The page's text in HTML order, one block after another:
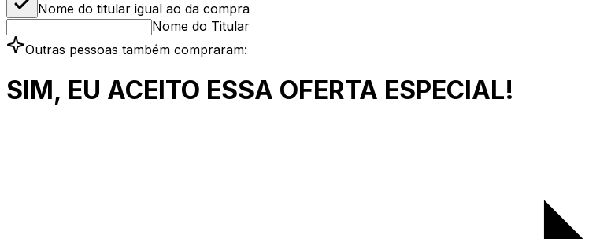
Nome do titular igual ao da compra
Nome do Titular
Outras pessoas também compraram:
SIM, EU ACEITO ESSA OFERTA ESPECIAL!